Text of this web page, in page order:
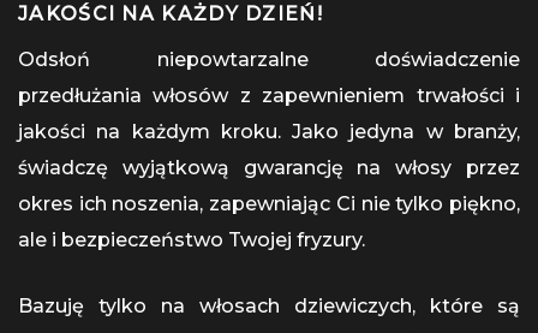
JAKOŚCI NA KAŻDY DZIEŃ!
Odsłoń niepowtarzalne doświadczenie
przedłużania włosów z zapewnieniem trwałości i
jakości na każdym kroku. Jako jedyna w branży,
świadczę wyjątkową gwarancję na włosy przez
okres ich noszenia, zapewniając Ci nie tylko piękno,
ale i bezpieczeństwo Twojej fryzury.
Bazuję tylko na włosach dziewiczych, które są